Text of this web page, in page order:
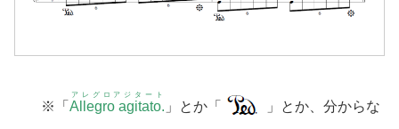
※「 Allegro agitato.
アレグロアジタート
」とか「 」とか、分からな